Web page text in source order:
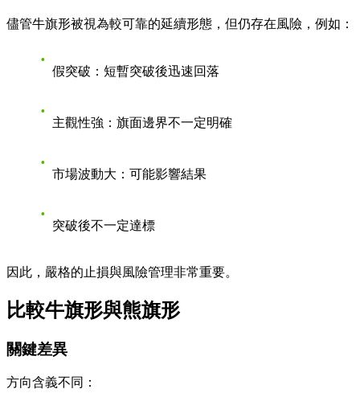
儘管牛旗形被視為較可靠的延續形態，但仍存在風險，例如：
假突破 ：短暫突破後迅速回落
主觀性強 ：旗面邊界不一定明確
市場波動大 ：可能影響結果
突破後不一定達標
因此，嚴格的止損與風險管理非常重要。
比較牛旗形與熊旗形
關鍵差異
方向含義不同：